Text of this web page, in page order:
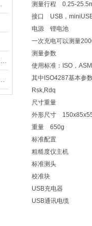
测量行程 0.25-
接口 USB，
电源 锂电池
一次充电可以测量
测量参数
使用标准：ISO，
其中ISO4287基本参
Rsk,Rdq
尺寸重量
外形尺寸
重量 650g
标准配置
粗糙度仪主机
标准测头
校准块
USB充电器
USB通讯电缆